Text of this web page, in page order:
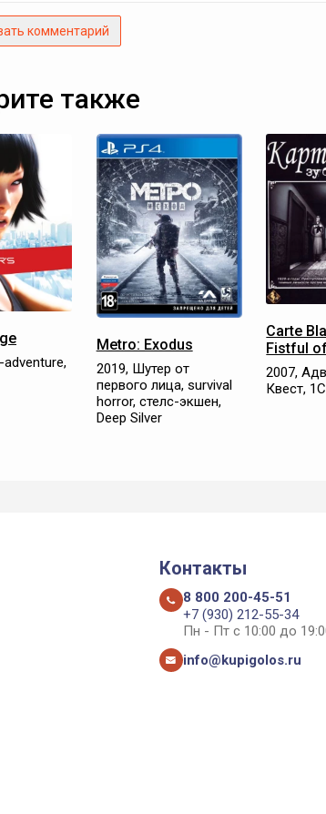
комментарий
также
Metro: Exodus
2019, Шутер от
первого лица, survival
horror, стелс-экшен,
Deep Silver
Carte
Fistful
2007,
Квест, 1C
Контакты
8 800 200-45-51
+7 (930) 212-55-34
Пн - Пт с 10:00 до
info@kupigolos.ru